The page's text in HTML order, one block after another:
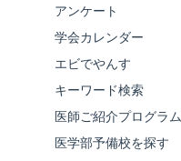
アンケート
学会カレンダー
エビでやんす
キーワード検索
医師ご紹介プログラム
医学部予備校を探す